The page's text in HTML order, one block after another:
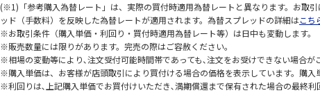
(※1)「参考購入為替レート」は、実際の買付時適用為替レートと異なります。お取
ッド（手数料）を反映した為替レートが適用されます。為替スプレッドの詳細はこち
※お取引条件（購入単価・利回り・買付時適用為替レート等）は日中も変動します。
※販売数量には限りがあります。完売の際はご容赦ください。
※相場の変動等により､注文受付可能時間帯であっても､注文をお受けできない場合が
※購入単価は、お客様が店頭取引により買付ける場合の価格を表示しています。購入
※利回りは､上記購入単価でお買付けいただき､満期償還まで保有された場合の最終利